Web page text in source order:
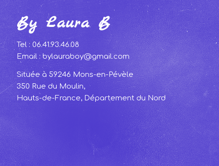
By Laura B
Tel : 06.41.93.46.08
Email : bylauraboy@gmail.com
Située à 59246 Mons-en-Pévèle
350 Rue du Moulin,
Hauts-de-France, Département du Nord